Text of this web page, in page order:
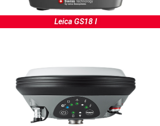
Leica GS18 I